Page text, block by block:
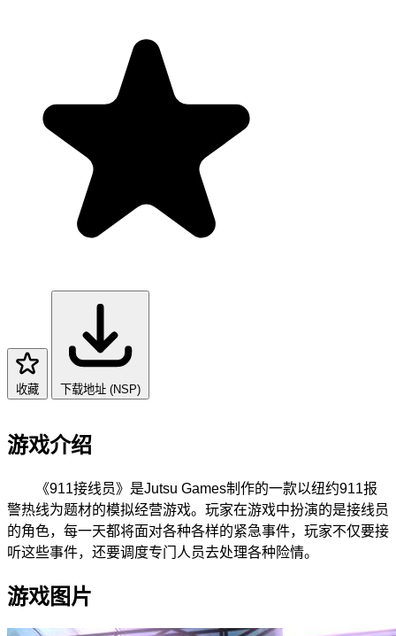
收藏 下载地址 (NSP)
游戏介绍
《911接线员》是Jutsu Games制作的一款以纽约911报
警热线为题材的模拟经营游戏。玩家在游戏中扮演的是接线员
的角色，每一天都将面对各种各样的紧急事件，玩家不仅要接
听这些事件，还要调度专门人员去处理各种险情。
游戏图片